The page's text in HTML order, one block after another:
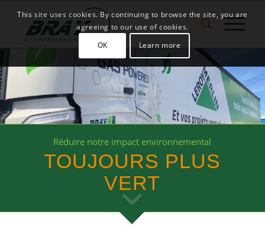
Réduire notre impact environnemental
TOUJOURS PLUS
VERT
This site uses cookies. By continuing to browse the site, you are
agreeing to our use of cookies.
OK
Learn more